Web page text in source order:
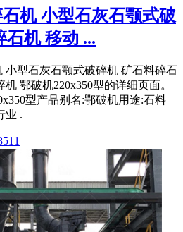
石机 小型石灰石颚式破
石机 移动 ...
小型石灰石颚式破碎机 矿石料碎石
鄂破机220x350型的详细页面。
型产品别名:鄂破机用途:石料
业 .